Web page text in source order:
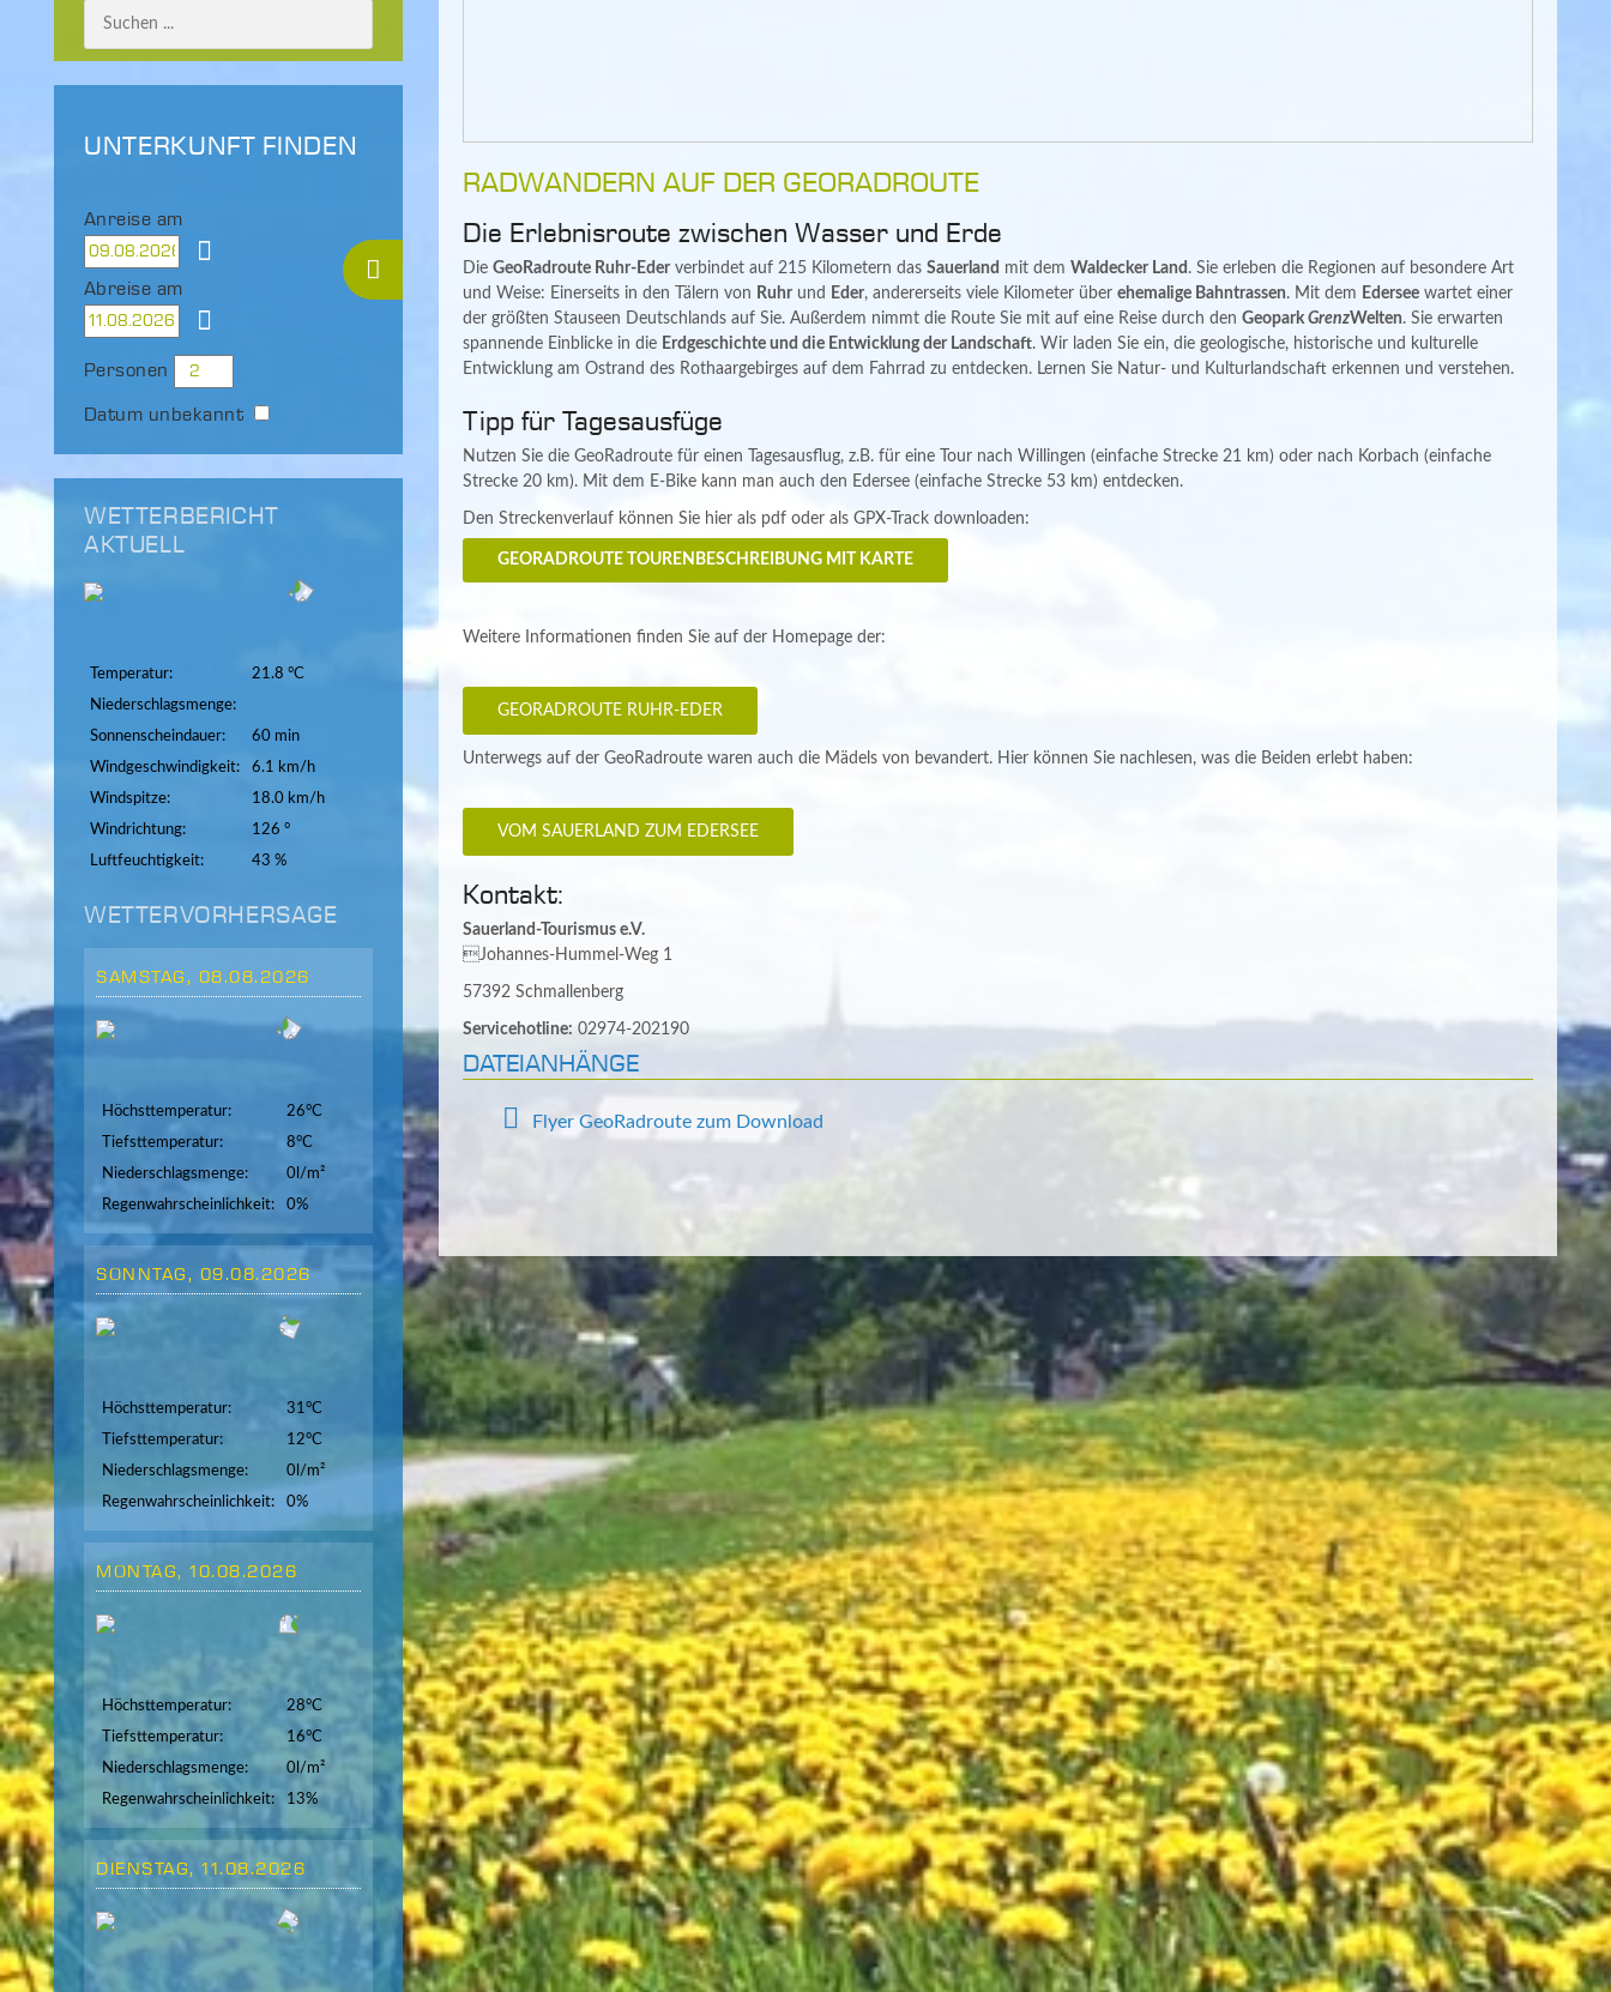
UNTERKUNFT FINDEN
Anreise am
Abreise am
Personen
Datum unbekannt
WETTERBERICHT
AKTUELL
Temperatur:
21.8 °C
Niederschlagsmenge:
Sonnenscheindauer:
60 min
Windgeschwindigkeit:
6.1 km/h
Windspitze:
18.0 km/h
Windrichtung:
126 °
Luftfeuchtigkeit:
43 %
WETTERVORHERSAGE
SAMSTAG, 08.08.2026
Höchsttemperatur:
26°C
Tiefsttemperatur:
8°C
Niederschlagsmenge:
0l/m²
Regenwahrscheinlichkeit:
0%
SONNTAG, 09.08.2026
Höchsttemperatur:
31°C
Tiefsttemperatur:
12°C
Niederschlagsmenge:
0l/m²
Regenwahrscheinlichkeit:
0%
MONTAG, 10.08.2026
Höchsttemperatur:
28°C
Tiefsttemperatur:
16°C
Niederschlagsmenge:
0l/m²
Regenwahrscheinlichkeit:
13%
DIENSTAG, 11.08.2026
RADWANDERN AUF DER GEORADROUTE
Die Erlebnisroute zwischen Wasser und Erde
Die GeoRadroute Ruhr-Eder verbindet auf 215 Kilometern das Sauerland mit dem Waldecker Land . Sie erleben die Regionen auf besondere Art
und Weise: Einerseits in den Tälern von Ruhr und Eder, andererseits viele Kilometer über ehemalige Bahntrassen. Mit dem Edersee wartet einer
der größten Stauseen Deutschlands auf Sie. Außerdem nimmt die Route Sie mit auf eine Reise durch den GeoparkGrenzWelten. Sie erwarten
spannende Einblicke in die Erdgeschichte und die Entwicklung der Landschaft. Wir laden Sie ein, die geologische, historische und kulturelle
Entwicklung am Ostrand des Rothaargebirges auf dem Fahrrad zu entdecken. Lernen Sie Natur- und Kulturlandschaft erkennen und verstehen.
Tipp für Tagesausfüge
Nutzen Sie die GeoRadroute für einen Tagesausflug, z.B. für eine Tour nach Willingen (einfache Strecke 21 km) oder nach Korbach (einfache
Strecke 20 km). Mit dem E-Bike kann man auch den Edersee (einfache Strecke 53 km) entdecken.
Den Streckenverlauf können Sie hier als pdf oder als GPX-Track downloaden:
GEORADROUTE TOURENBESCHREIBUNG MIT KARTE
Weitere Informationen finden Sie auf der Homepage der:
GEORADROUTE RUHR-EDER
Unterwegs auf der GeoRadroute waren auch die Mädels von bevandert. Hier können Sie nachlesen, was die Beiden erlebt haben:
VOM SAUERLAND ZUM EDERSEE
Kontakt:
Sauerland-Tourismus e.V.
Johannes-Hummel-Weg 1
57392 Schmallenberg
Servicehotline: 02974-202190
DATEIANHÄNGE
Flyer GeoRadroute zum Download